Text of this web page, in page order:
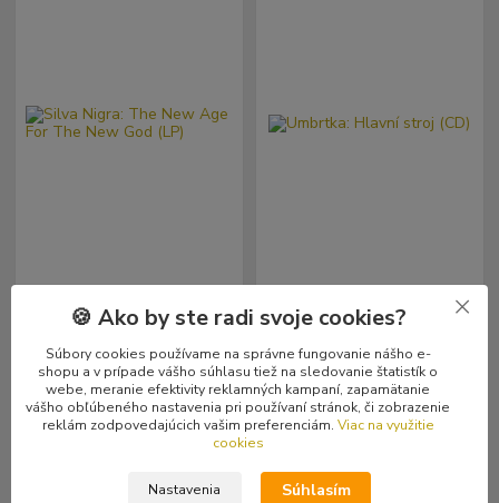
Silva Nigra: The New Age For
The New God (LP)
15,99 €/ks
13,00 €bez DPH
Skladom
1 ks
Pridať do košíka
10,99 €/ks
8,93 €bez DPH
Skladom
1 ks
Pridať do košíka
🍪 Ako by ste radi svoje cookies?
Súbory cookies používame na správne fungovanie nášho e-
shopu a v prípade vášho súhlasu tiež na sledovanie štatistík o
webe, meranie efektivity reklamných kampaní, zapamätanie
vášho obľúbeného nastavenia pri používaní stránok, či zobrazenie
reklám zodpovedajúcich vašim preferenciám. Viac na využitie
cookies
Nastavenia Súhlasím